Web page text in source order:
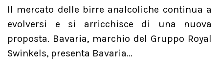
Il mercato delle birre analcoliche continua a
evolversi e si arricchisce di una nuova
proposta. Bavaria, marchio del Gruppo Royal
Swinkels, presenta Bavaria...